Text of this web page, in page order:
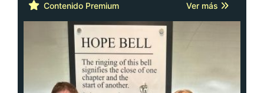
Contenido Premium Ver más